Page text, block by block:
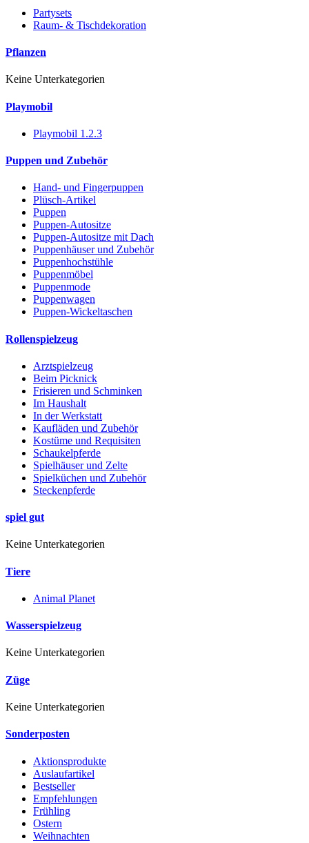
Partysets
Raum- & Tischdekoration
Pflanzen
Keine Unterkategorien
Playmobil
Playmobil 1.2.3
Puppen und Zubehör
Hand- und Fingerpuppen
Plüsch-Artikel
Puppen
Puppen-Autositze
Puppen-Autositze mit Dach
Puppenhäuser und Zubehör
Puppenhochstühle
Puppenmöbel
Puppenmode
Puppenwagen
Puppen-Wickeltaschen
Rollenspielzeug
Arztspielzeug
Beim Picknick
Frisieren und Schminken
Im Haushalt
In der Werkstatt
Kaufläden und Zubehör
Kostüme und Requisiten
Schaukelpferde
Spielhäuser und Zelte
Spielküchen und Zubehör
Steckenpferde
spiel gut
Keine Unterkategorien
Tiere
Animal Planet
Wasserspielzeug
Keine Unterkategorien
Züge
Keine Unterkategorien
Sonderposten
Aktionsprodukte
Auslaufartikel
Bestseller
Empfehlungen
Frühling
Ostern
Weihnachten